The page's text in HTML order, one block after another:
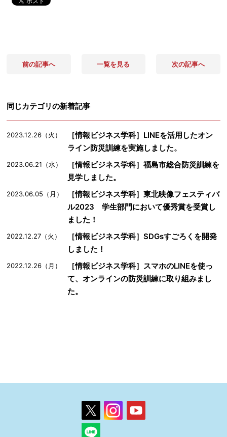
前の記事へ 一覧を見る 次の記事へ
同じカテゴリの新着記事
2023.12.26（火）
［情報ビジネス学科］LINEを活用したオン
ライン防災訓練を実施しました。
2023.06.21（水）
［情報ビジネス学科］福島市総合防災訓練を
見学しました。
2023.06.05（月）
［情報ビジネス学科］東北映像フェスティバ
ル2023 学生部門において優秀賞を受賞し
ました！
2022.12.27（火）
［情報ビジネス学科］SDGsすごろくを開発
しました！
2022.12.26（月）
［情報ビジネス学科］スマホのLINEを使っ
て、オンラインの防災訓練に取り組みまし
た。